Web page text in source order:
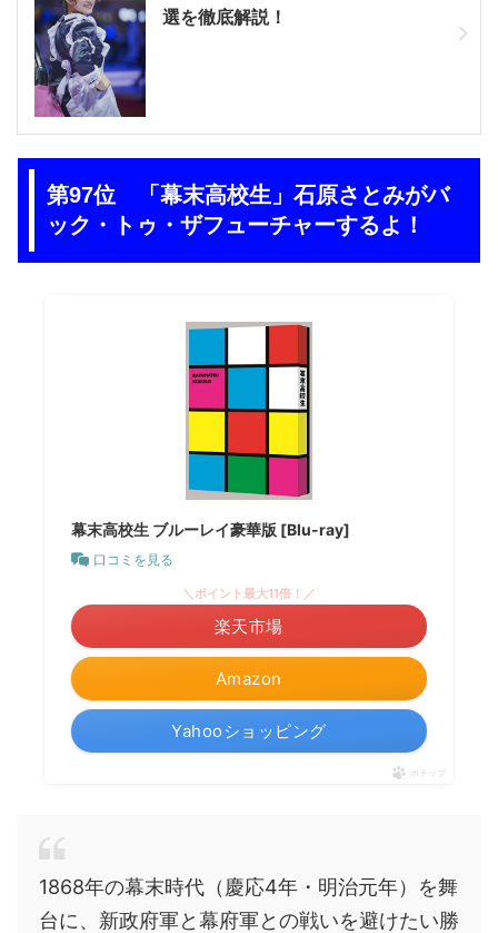
選を徹底解説！
第97位 「幕末高校生」石原さとみがバ
ック・トゥ・ザフューチャーするよ！
幕末高校生 ブルーレイ豪華版 [Blu-ray]
口コミを見る
Amazon
＼ポイント最大11倍！／
楽天市場
Yahooショッピング
ポチップ
1868年の幕末時代（慶応4年・明治元年）を舞
台に、新政府軍と幕府軍との戦いを避けたい勝